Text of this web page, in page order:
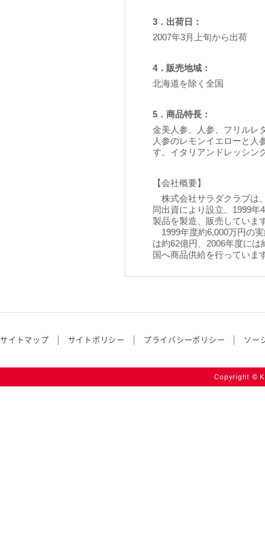
3．出荷日：
2007年3月上旬から出荷
4．販売地域：
北海道を除く全国
5．商品特長：
金美人参、人参、フリルレ
人参のレモンイエローと人
す。イタリアンドレッシン
【会社概要】
株式会社サラダクラブは
同出資により設立、1999
製品を製造、販売していま
1999年度約6,000万円の
は約62億円、2006年度に
国へ商品供給を行っていま
サイトマップ サイトポリシー プライバシーポリシー ソー
Copyright ©